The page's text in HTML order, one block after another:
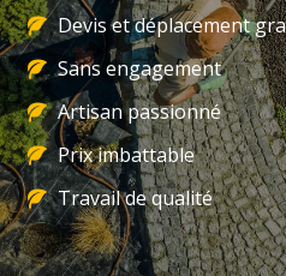
Devis et déplacement
Sans engagement
Artisan passionné
Prix imbattable
Travail de qualité